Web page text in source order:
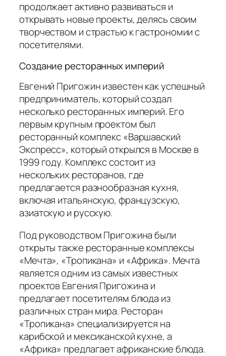
продолжает активно развиваться и
открывать новые проекты, делясь своим
творчеством и страстью к гастрономии с
посетителями.
Создание ресторанных империй
Евгений Пригожин известен как успешный
предприниматель, который создал
несколько ресторанных империй. Его
первым крупным проектом был
ресторанный комплекс «Варшавский
Экспресс», который открылся в Москве в
1999 году. Комплекс состоит из
нескольких ресторанов, где
предлагается разнообразная кухня,
включая итальянскую, французскую,
азиатскую и русскую.
Под руководством Пригожина были
открыты также ресторанные комплексы
«Мечта», «Тропикана» и «Африка». Мечта
является одним из самых известных
проектов Евгения Пригожина и
предлагает посетителям блюда из
различных стран мира. Ресторан
«Тропикана» специализируется на
карибской и мексиканской кухне, а
«Африка» предлагает африканские блюда.